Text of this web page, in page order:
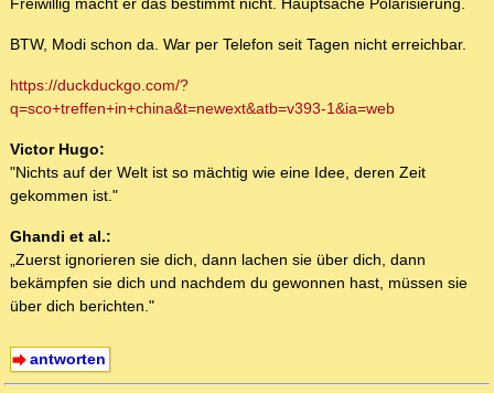
Freiwillig macht er das bestimmt nicht. Hauptsache Polarisierung.
BTW, Modi schon da. War per Telefon seit Tagen nicht erreichbar.
https://duckduckgo.com/?
q=sco+treffen+in+china&t=newext&atb=v393-1&ia=web
Victor Hugo:
"Nichts auf der Welt ist so mächtig wie eine Idee, deren Zeit
gekommen ist."
Ghandi et al.:
„Zuerst ignorieren sie dich, dann lachen sie über dich, dann
bekämpfen sie dich und nachdem du gewonnen hast, müssen sie
über dich berichten."
antworten